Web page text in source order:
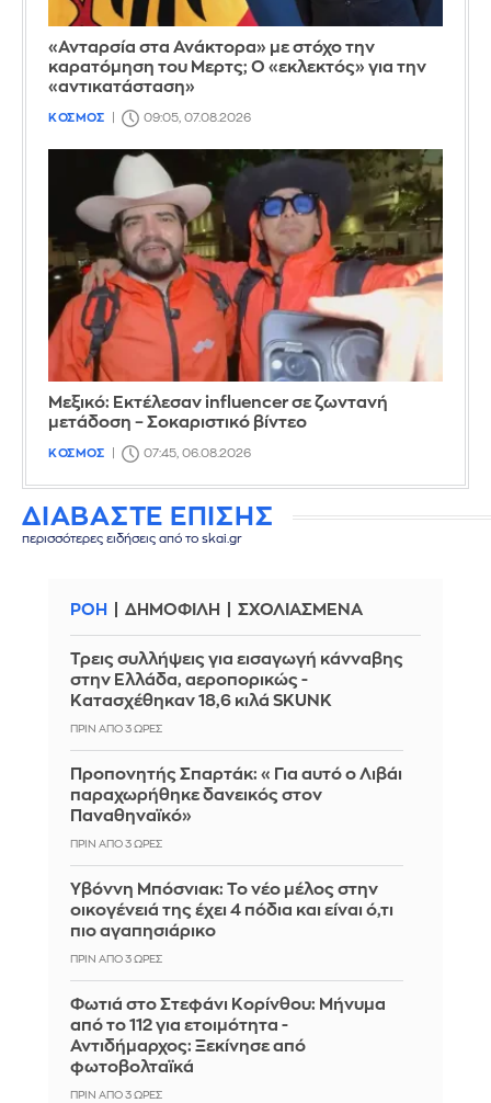
«Ανταρσία στα Ανάκτορα» με στόχο την
καρατόμηση του Μερτς; Ο «εκλεκτός» για την
«αντικατάσταση»
ΚΟΣΜΟΣ 09:05, 07.08.2026
Μεξικό: Εκτέλεσαν influencer σε ζωντανή
μετάδοση – Σοκαριστικό βίντεο
ΚΟΣΜΟΣ 07:45, 06.08.2026
ΔΙΑΒΑΣΤΕ ΕΠΙΣΗΣ
περισσότερες ειδήσεις από το skai.gr
ΡΟΗ ΔΗΜΟΦΙΛΗ ΣΧΟΛΙΑΣΜΕΝΑ
Τρεις συλλήψεις για εισαγωγή κάνναβης
στην Ελλάδα, αεροπορικώς -
Κατασχέθηκαν 18,6 κιλά SKUNK
ΠΡΙΝ ΑΠΌ 3 ΏΡΕΣ
Προπονητής Σπαρτάκ: «Για αυτό ο Λιβάι
παραχωρήθηκε δανεικός στον
Παναθηναϊκό»
ΠΡΙΝ ΑΠΌ 3 ΏΡΕΣ
Υβόννη Μπόσνιακ: Το νέο μέλος στην
οικογένειά της έχει 4 πόδια και είναι ό,τι
πιο αγαπησιάρικο
ΠΡΙΝ ΑΠΌ 3 ΏΡΕΣ
Φωτιά στο Στεφάνι Κορίνθου: Μήνυμα
από το 112 για ετοιμότητα -
Αντιδήμαρχος: Ξεκίνησε από
φωτοβολταϊκά
ΠΡΙΝ ΑΠΌ 3 ΏΡΕΣ